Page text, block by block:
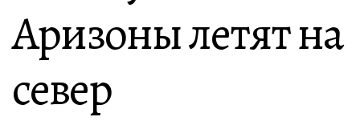
Аризоны летят на
север